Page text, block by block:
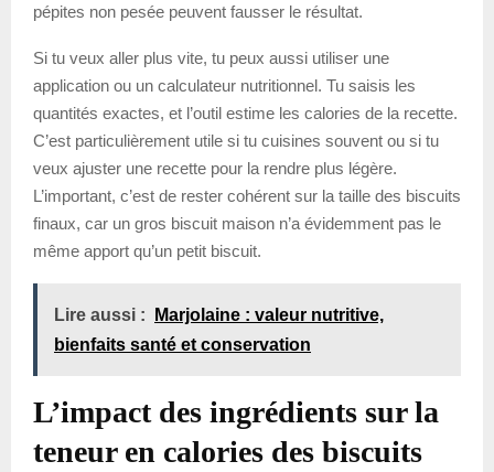
pépites non pesée peuvent fausser le résultat.
Si tu veux aller plus vite, tu peux aussi utiliser une
application ou un calculateur nutritionnel. Tu saisis les
quantités exactes, et l’outil estime les calories de la recette.
C’est particulièrement utile si tu cuisines souvent ou si tu
veux ajuster une recette pour la rendre plus légère.
L’important, c’est de rester cohérent sur la taille des biscuits
finaux, car un gros biscuit maison n’a évidemment pas le
même apport qu’un petit biscuit.
Lire aussi :
Marjolaine : valeur nutritive,
bienfaits santé et conservation
L’impact des ingrédients sur la
teneur en calories des biscuits